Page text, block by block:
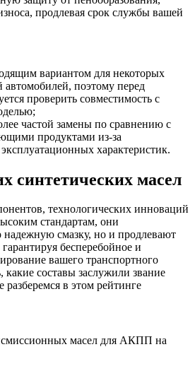
продлевая срок службы вашей
вариантом для некоторых
поэтому перед
проверить совместимость с
частой замены по сравнению с
продуктами из-за
характеристик.
синтетических масел
технологических инноваций
стандартам, они
надежную смазку, но и продлевают
бесперебойное и
вашего транспортного
какие составы заслужили звание
в этом рейтинге